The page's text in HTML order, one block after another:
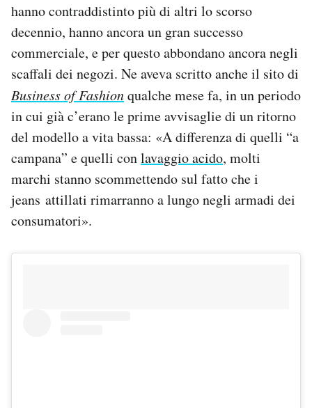
hanno contraddistinto più di altri lo scorso
decennio, hanno ancora un gran successo
commerciale, e per questo abbondano ancora negli
scaffali dei negozi. Ne aveva scritto anche il sito di
Business of Fashionqualche mese fa, in un periodo
in cui già c’erano le prime avvisaglie di un ritorno
del modello a vita bassa: «A differenza di quelli “a
campana” e quelli conlavaggio acido, molti
marchi stanno scommettendo sul fatto che i
jeans attillati rimarranno a lungo negli armadi dei
consumatori».